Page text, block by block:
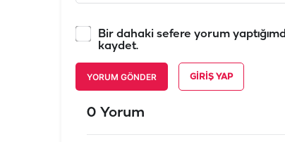
Bir dahaki sefere yorum
kaydet.
YORUM GÖNDER GIRIŞ YAP
0 Yorum